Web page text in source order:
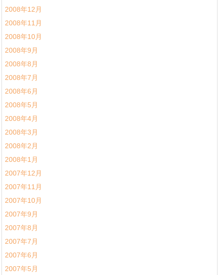
2008年12月
2008年11月
2008年10月
2008年9月
2008年8月
2008年7月
2008年6月
2008年5月
2008年4月
2008年3月
2008年2月
2008年1月
2007年12月
2007年11月
2007年10月
2007年9月
2007年8月
2007年7月
2007年6月
2007年5月